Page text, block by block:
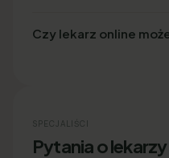
Czy lekarz online
SPECJALIŚCI
Pytania o